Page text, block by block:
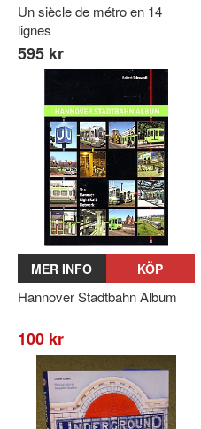
Un siècle de métro en 14
lignes
595 kr
MER INFO KÖP
Hannover Stadtbahn Album
100 kr